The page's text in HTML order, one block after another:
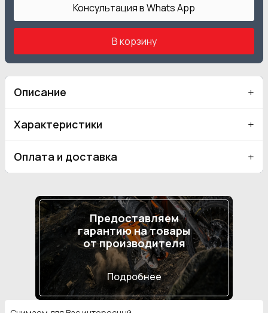
Консультация в Whats App
В корзину
Описание
Характеристики
Оплата и доставка
Предоставляем
гарантию на товары
от производителя
Подробнее